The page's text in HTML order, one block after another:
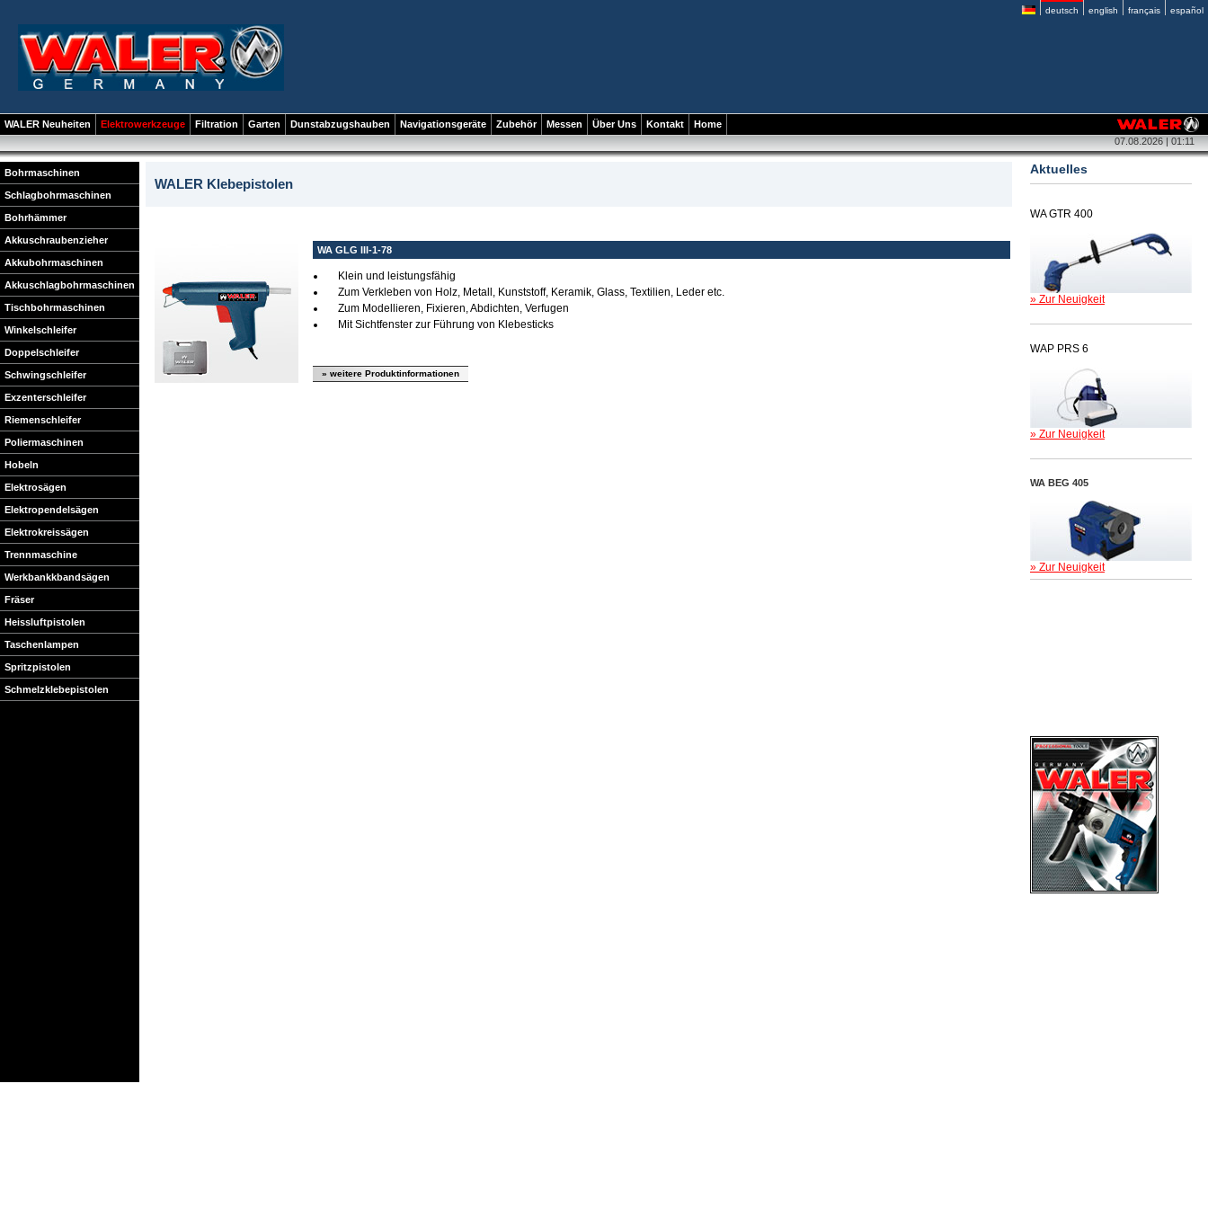
deutsch english français español
WALER Neuheiten Elektrowerkzeuge Filtration Garten Dunstabzugshauben Navigationsgeräte Zubehör Messen Über Uns Kontakt
Home
07.08.2026 | 01:11
Bohrmaschinen
Schlagbohrmaschinen
Bohrhämmer
Akkuschraubenzieher
Akkubohrmaschinen
Akkuschlagbohrmaschinen
Tischbohrmaschinen
Winkelschleifer
Doppelschleifer
Schwingschleifer
Exzenterschleifer
Riemenschleifer
Poliermaschinen
Hobeln
Elektrosägen
Elektropendelsägen
Elektrokreissägen
Trennmaschine
Werkbankkbandsägen
Fräser
Heissluftpistolen
Taschenlampen
Spritzpistolen
Schmelzklebepistolen
WALER Klebepistolen
WA GLG III-1-78
Klein und leistungsfähig
Zum Verkleben von Holz, Metall, Kunststoff, Keramik, Glass, Textilien, Leder etc.
Zum Modellieren, Fixieren, Abdichten, Verfugen
Mit Sichtfenster zur Führung von Klebesticks
» weitere Produktinformationen
Aktuelles
WA GTR 400
» Zur Neuigkeit
WAP PRS 6
» Zur Neuigkeit
WA BEG 405
» Zur Neuigkeit